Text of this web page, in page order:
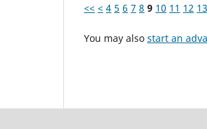
<< < 4 5 6 7 8 9 10 11 12 13
You may also start an